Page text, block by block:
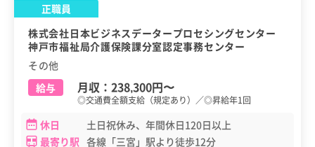
正職員
株式会社日本ビジネスデータープロセシングセンター
神戸市福祉局介護保険課分室認定事務センター
その他
給与
月収： 238,300円〜
◎交通費全額支給（規定あり）／◎昇給年1回
休日
土日祝休み、年間休日120日以上
最寄り駅 各線「三宮」駅より徒歩12分